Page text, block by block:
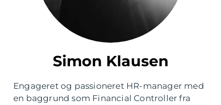
Simon Klausen
Engageret og passioneret HR-manager med
en baggrund som Financial Controller fra